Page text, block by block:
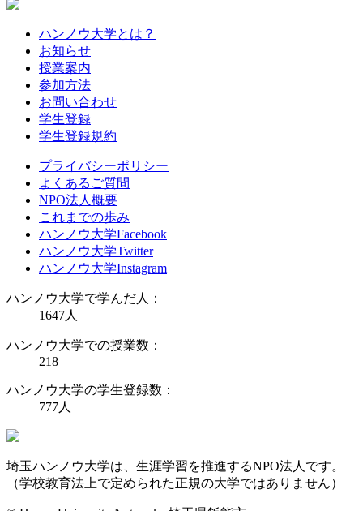
ハンノウ大学とは？
お知らせ
授業案内
参加方法
お問い合わせ
学生登録
学生登録規約
プライバシーポリシー
よくあるご質問
NPO法人概要
これまでの歩み
ハンノウ大学Facebook
ハンノウ大学Twitter
ハンノウ大学Instagram
ハンノウ大学で学んだ人：
1647人
ハンノウ大学での授業数：
218
ハンノウ大学の学生登録数：
777人
埼玉ハンノウ大学は、生涯学習を推進するNPO法人です。
（学校教育法上で定められた正規の大学ではありません）